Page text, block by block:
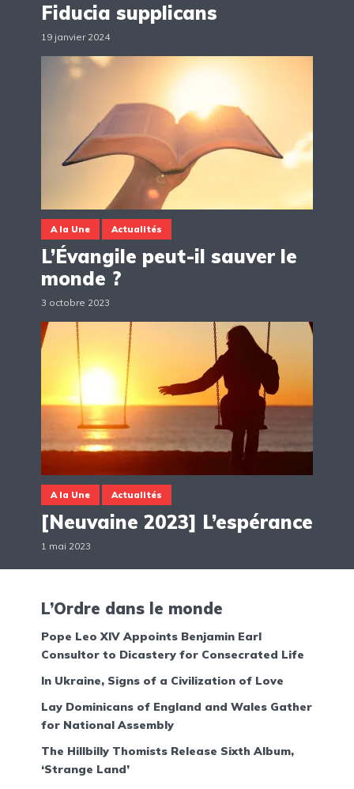
Fiducia supplicans
19 janvier 2024
A la Une Actualités
L’Évangile peut-il sauver le
monde ?
3 octobre 2023
A la Une Actualités
[Neuvaine 2023] L’espérance
1 mai 2023
L’Ordre dans le monde
Pope Leo XIV Appoints Benjamin Earl
Consultor to Dicastery for Consecrated Life
In Ukraine, Signs of a Civilization of Love
Lay Dominicans of England and Wales Gather
for National Assembly
The Hillbilly Thomists Release Sixth Album,
‘Strange Land’